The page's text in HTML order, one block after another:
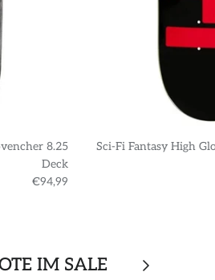
8.25
Deck
€94,99
Sci-Fi Fantasy High
IM SALE